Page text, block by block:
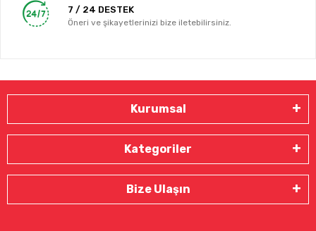
7 / 24 DESTEK
Öneri ve şikayetlerinizi bize iletebilirsiniz.
Kurumsal
Kategoriler
Bize Ulaşın